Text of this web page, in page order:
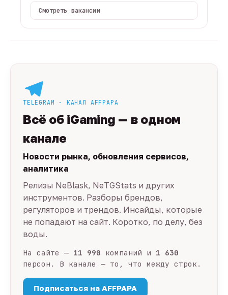
Смотреть вакансии
TELEGRAM · КАНАЛ AFFPAPA
Всё об iGaming — в одном
канале
Новости рынка, обновления сервисов,
аналитика
Релизы NeBlask, NeTGStats и других
инструментов. Разборы брендов,
регуляторов и трендов. Инсайды, которые
не попадают на сайт. Коротко, по делу, без
воды.
На сайте — 11 990 компаний и 1 630
персон. В канале — то, что между строк.
Подписаться на AFFPAPA